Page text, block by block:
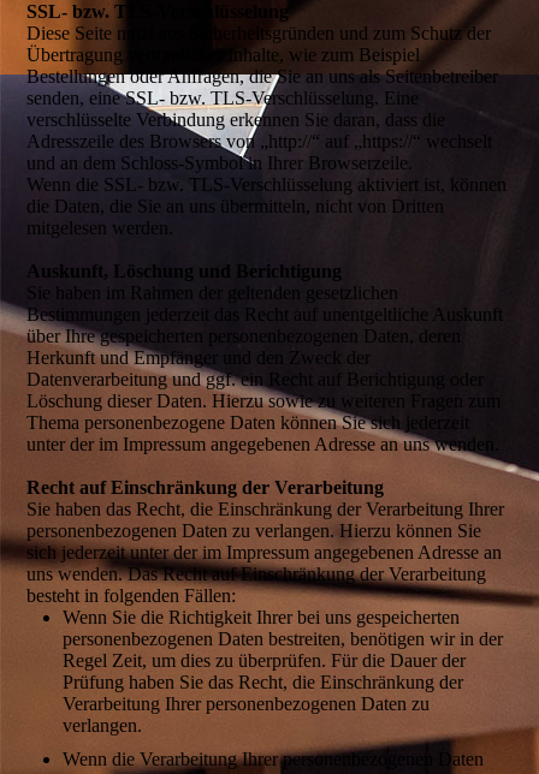
SSL- bzw. TLS-Verschlüsselung
Diese Seite nutzt aus Sicherheitsgründen und zum Schutz der
Übertragung vertraulicher Inhalte, wie zum Beispiel
Bestellungen oder Anfragen, die Sie an uns als Seitenbetreiber
senden, eine SSL- bzw. TLS-Verschlüsselung. Eine
verschlüsselte Verbindung erkennen Sie daran, dass die
Adresszeile des Browsers von „http://“ auf „https://“ wechselt
und an dem Schloss-Symbol in Ihrer Browserzeile.
Wenn die SSL- bzw. TLS-Verschlüsselung aktiviert ist, können
die Daten, die Sie an uns übermitteln, nicht von Dritten
mitgelesen werden.
Auskunft, Löschung und Berichtigung
Sie haben im Rahmen der geltenden gesetzlichen
Bestimmungen jederzeit das Recht auf unentgeltliche Auskunft
über Ihre gespeicherten personenbezogenen Daten, deren
Herkunft und Empfänger und den Zweck der
Datenverarbeitung und ggf. ein Recht auf Berichtigung oder
Löschung dieser Daten. Hierzu sowie zu weiteren Fragen zum
Thema personenbezogene Daten können Sie sich jederzeit
unter der im Impressum angegebenen Adresse an uns wenden.
Recht auf Einschränkung der Verarbeitung
Sie haben das Recht, die Einschränkung der Verarbeitung Ihrer
personenbezogenen Daten zu verlangen. Hierzu können Sie
sich jederzeit unter der im Impressum angegebenen Adresse an
uns wenden. Das Recht auf Einschränkung der Verarbeitung
besteht in folgenden Fällen:
Wenn Sie die Richtigkeit Ihrer bei uns gespeicherten
personenbezogenen Daten bestreiten, benötigen wir in der
Regel Zeit, um dies zu überprüfen. Für die Dauer der
Prüfung haben Sie das Recht, die Einschränkung der
Verarbeitung Ihrer personenbezogenen Daten zu
verlangen.
Wenn die Verarbeitung Ihrer personenbezogenen Daten